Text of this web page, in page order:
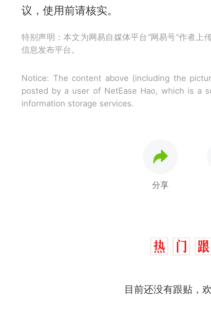
议，使用前请核实。
特别声明：本文为网易自媒体平台“网易号”作者上
信息发布平台。
Notice: The content above (including the
posted by a user of NetEase Hao, which is a
information storage services.
分享
目前还没有跟贴，
费大厨“全国小炒肉大王”
台风"白海豚"中心附近最大风